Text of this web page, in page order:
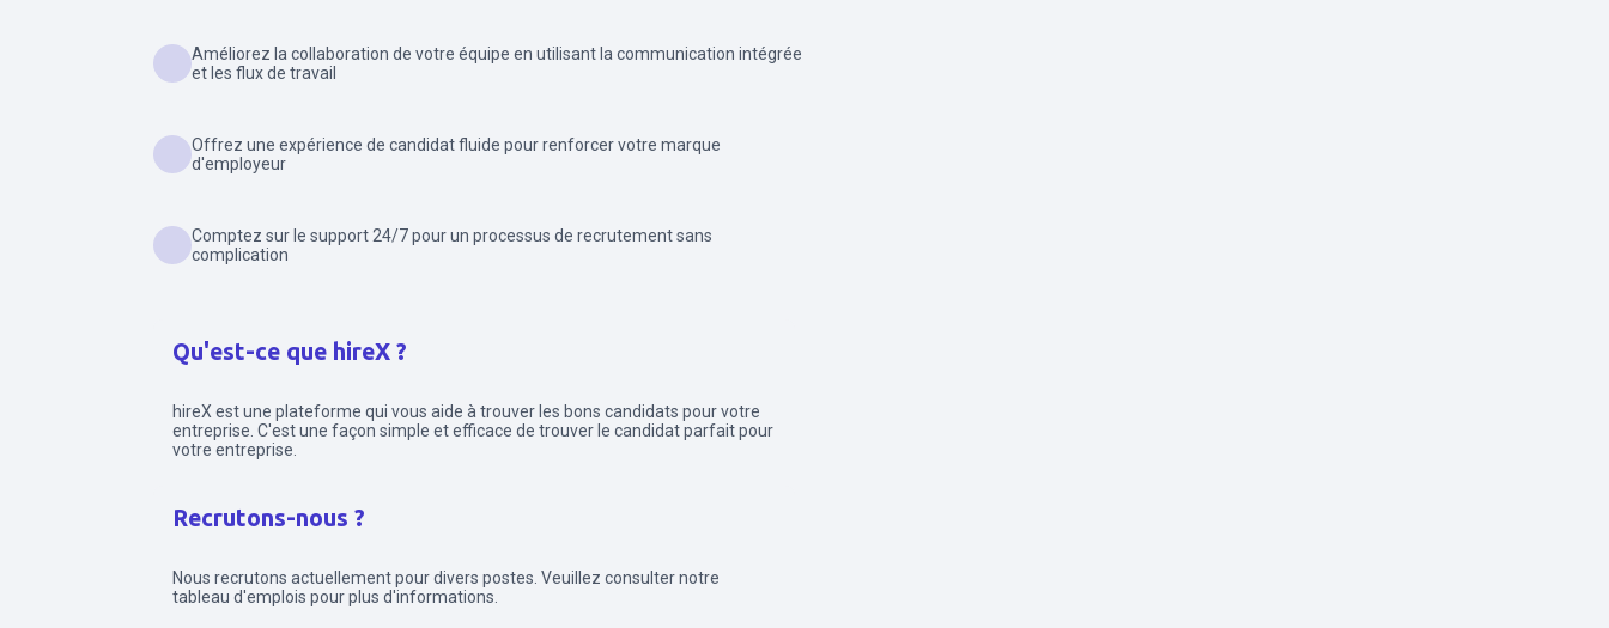
Améliorez la collaboration de votre équipe en utilisant la communication intégrée
et les flux de travail
Offrez une expérience de candidat fluide pour renforcer votre marque
d'employeur
Comptez sur le support 24/7 pour un processus de recrutement sans
complication
Qu'est-ce que hireX ?
hireX est une plateforme qui vous aide à trouver les bons candidats pour votre
entreprise. C'est une façon simple et efficace de trouver le candidat parfait pour
votre entreprise.
Recrutons-nous ?
Nous recrutons actuellement pour divers postes. Veuillez consulter notre
tableau d'emplois pour plus d'informations.